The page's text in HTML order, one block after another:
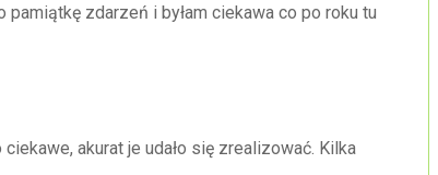
zdarzeń i byłam ciekawa co po roku tu
akurat je udało się zrealizować. Kilka